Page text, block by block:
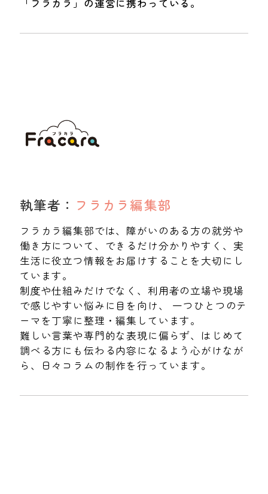
執筆者： フラカラ編集部
フラカラ編集部では、障がいのある方の就労や
働き方について、できるだけ分かりやすく、実
生活に役立つ情報をお届けすることを大切にし
ています。
制度や仕組みだけでなく、利用者の立場や現場
で感じやすい悩みに目を向け、 一つひとつのテ
ーマを丁寧に整理・編集しています。
難しい言葉や専門的な表現に偏らず、はじめて
調べる方にも伝わる内容になるよう心がけなが
ら、日々コラムの制作を行っています。